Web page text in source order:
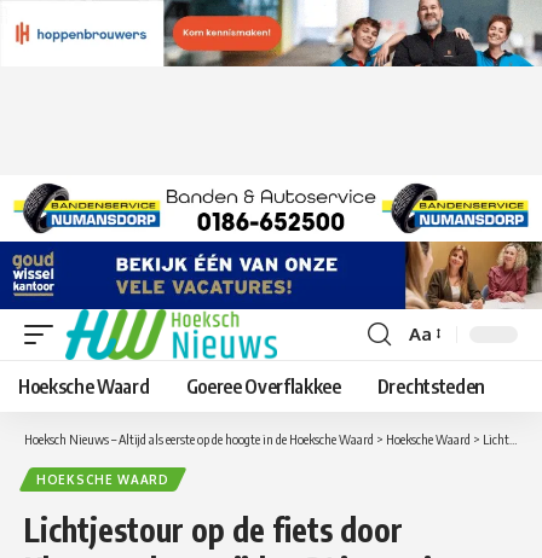
Lettergrootte
aanpassen
Aa
Hoeksche Waard Goeree Overflakkee Drechtsteden
Hoeksch Nieuws – Altijd als eerste op de hoogte in de Hoeksche Waard > Hoeksche Waard > Lichtjestour op de fiets door Klaaswaal op vrijdag 31 januari
HOEKSCHE WAARD
Lichtjestour op de fiets door